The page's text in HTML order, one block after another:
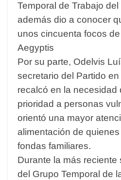
Temporal de Trabajo
además dio a conocer
unos cincuenta focos
Aegyptis
Por su parte, Odelvis
secretario del Partido
recalcó en la necesidad
prioridad a personas
orientó una mayor
alimentación de
fondas familiares.
Durante la más reciente
del Grupo Temporal de